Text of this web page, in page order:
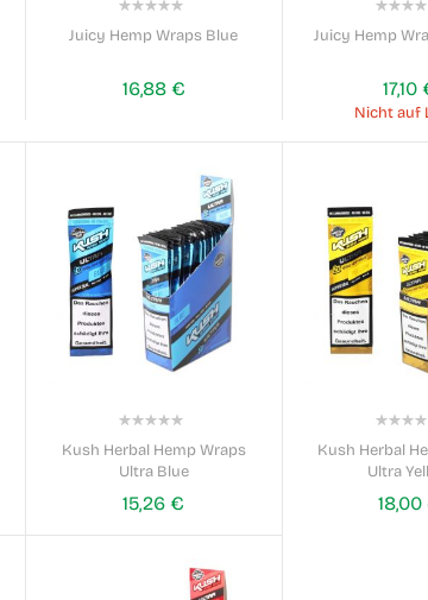
Juicy Hemp Wraps Blue
16,88 €
Juicy Hemp
17,10
Nicht auf
Kush Herbal Hemp Wraps
Ultra Blue
15,26 €
Kush Herbal
Ultra